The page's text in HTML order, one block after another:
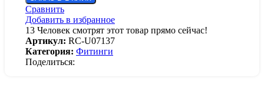
Сравнить
Добавить в избранное
13 Человек смотрят этот товар прямо сейчас!
Артикул: RC-U07137
Категория: Фитинги
Поделиться: